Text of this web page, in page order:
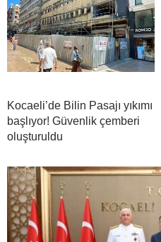
Kocaeli’de Bilin Pasajı yıkımı
başlıyor! Güvenlik çemberi
oluşturuldu